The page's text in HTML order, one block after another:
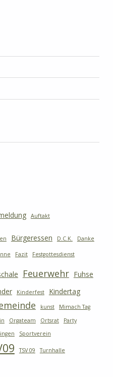
Auftakt
Bürgeressen D.C.K. Danke
Fazit Festgottesdienst
Feuerwehr Fuhse
Kinderfest Kindertag
kunst Mimach Tag
Orgateam Ortsrat
Party
Sportverein
TSV 09 Turnhalle